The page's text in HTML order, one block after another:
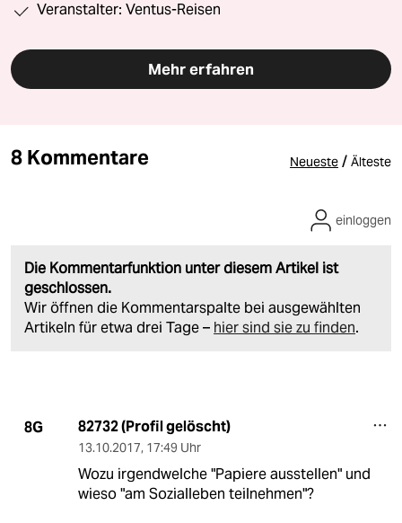
Veranstalter: Ventus-Reisen
Mehr erfahren
8 Kommentare Neueste / Älteste
Die Kommentarfunktion unter diesem Artikel ist
geschlossen.
Wir öffnen die Kommentarspalte bei ausgewählten
Artikeln für etwa drei Tage – hier sind sie zu finden.
einloggen
8G 82732 (Profil gelöscht)
13.10.2017, 17:49 Uhr
Wozu irgendwelche "Papiere ausstellen" und
wieso "am Sozialleben teilnehmen"?